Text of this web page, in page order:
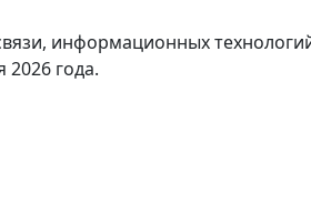
информационных
года.